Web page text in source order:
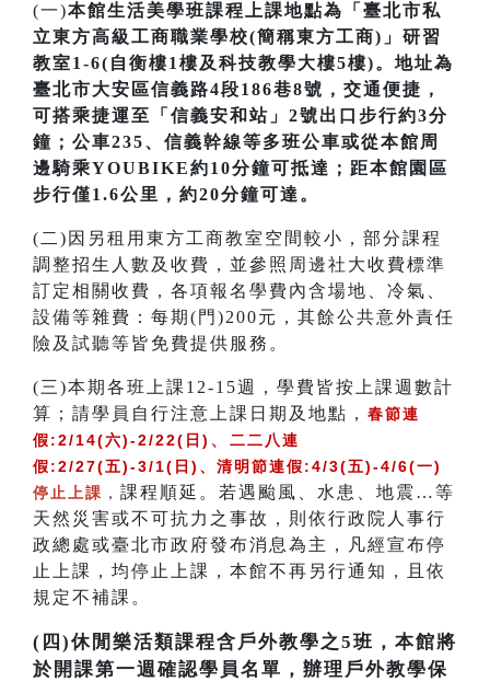
(一)本館生活美學班課程上課地點為「臺北市私
立東方高級工商職業學校(簡稱東方工商)」研習
教室1-6(自衡樓1樓及科技教學大樓5樓)。地址為
臺北市大安區信義路4段186巷8號，交通便捷，
可搭乘捷運至「信義安和站」2號出口步行約3分
鐘；公車235、信義幹線等多班公車或從本館周
邊騎乘YOUBIKE約10分鐘可抵達；距本館園區
步行僅1.6公里，約20分鐘可達。
(二)因另租用東方工商教室空間較小，部分課程
調整招生人數及收費，並參照周邊社大收費標準
訂定相關收費，各項報名學費內含場地、冷氣、
設備等雜費：每期(門)200元，其餘公共意外責任
險及試聽等皆免費提供服務。
(三)本期各班上課12-15週，學費皆按上課週數計
算；請學員自行注意上課日期及地點， 春節連
假:2/14(六)-2/22(日) 、 二二八連
假:2/27(五)-3/1(日)、清明節連假:4/3(五)-4/6(一)
停止上課 ， 課程順延。若遇颱風、水患、地震…等
天然災害或不可抗力之事故，則依行政院人事行
政總處或臺北市政府發布消息為主，凡經宣布停
止上課，均停止上課，本館不再另行通知，且依
規定不補課。
(四)休閒樂活類課程含戶外教學之5班，本館將
於開課第一週確認學員名單，辦理戶外教學保